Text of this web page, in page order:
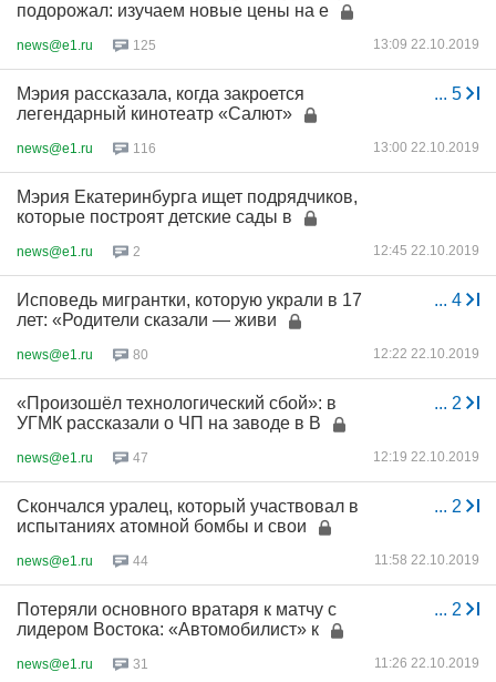
подорожал: изучаем новые цены на е
news@e1.ru 125 13:09 22.10.2019
... 5
Мэрия рассказала, когда закроется
легендарный кинотеатр «Салют»
news@e1.ru 116 13:00 22.10.2019
Мэрия Екатеринбурга ищет подрядчиков,
которые построят детские сады в
news@e1.ru 2 12:45 22.10.2019
... 4
Исповедь мигрантки, которую украли в 17
лет: «Родители сказали — живи
news@e1.ru 80 12:22 22.10.2019
... 2
«Произошёл технологический сбой»: в
УГМК рассказали о ЧП на заводе в В
news@e1.ru 47 12:19 22.10.2019
... 2
Скончался уралец, который участвовал в
испытаниях атомной бомбы и свои
news@e1.ru 44 11:58 22.10.2019
... 2
Потеряли основного вратаря к матчу с
лидером Востока: «Автомобилист» к
news@e1.ru 31 11:26 22.10.2019